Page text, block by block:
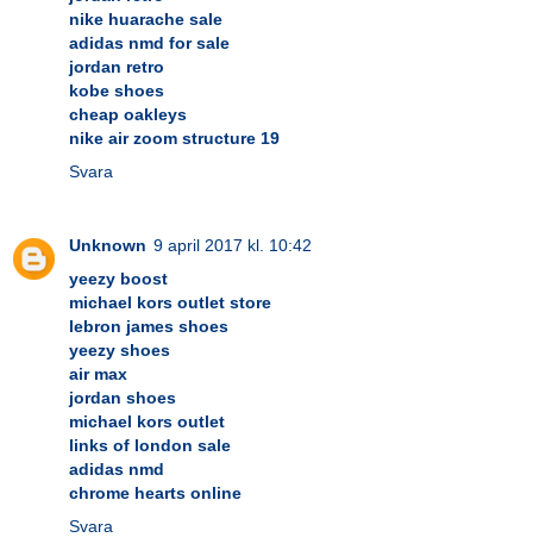
nike huarache sale
adidas nmd for sale
jordan retro
kobe shoes
cheap oakleys
nike air zoom structure 19
Svara
Unknown 9 april 2017 kl. 10:42
yeezy boost
michael kors outlet store
lebron james shoes
yeezy shoes
air max
jordan shoes
michael kors outlet
links of london sale
adidas nmd
chrome hearts online
Svara